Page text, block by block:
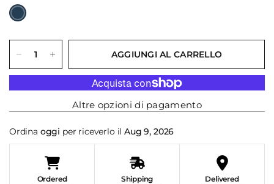
AGGIUNGI AL CARRELLO
Altre opzioni di pagamento
Ordina oggi per riceverlo ilAug 9, 2026
Ordered
Shipping
Delivered